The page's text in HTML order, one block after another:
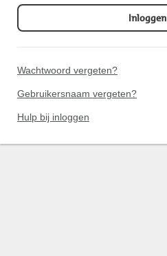
Inloggen
Wachtwoord vergeten?
Gebruikersnaam vergeten?
Hulp bij inloggen